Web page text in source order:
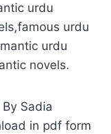
urdu
urdu
urdu
novels.
Sadia
in pdf form